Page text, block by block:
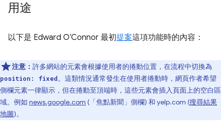
用途
以下是 Edward O’Connor 最初提案這項功能時的內容：
注意： 許多網站的元素會根據使用者的捲動位置，在流程中切換為
position: fixed。這類情況通常發生在使用者捲動時，網頁作者希望
側欄元素一律顯示，但在捲動至頂端時，這些元素會插入頁面上的空白區
域。例如 news.google.com (「焦點新聞」側欄) 和 yelp.com (搜尋結果
地圖)。